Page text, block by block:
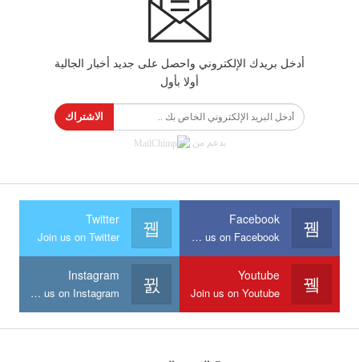
أدخل بريدك الإلكتروني واحصل على جديد أخبار الجالية
أولا بأول
الاشتراك
بدعم من
Facebook
Join us on Facebook
Twitter
Join us on Twitter
Youtube
Join us on Youtube
Instagram
Join us on Instagram